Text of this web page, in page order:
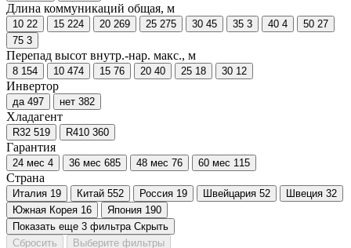
Длина коммуникаций общая, м
10 22 15 224 20 269 25 275 30 45 35 3 40 4 50 27
75 3
Перепад высот внутр.-нар. макс., м
8 154 10 474 15 76 20 40 25 18 30 12
Инвертор
да 497 нет 382
Хладагент
R32 519 R410 360
Гарантия
24 мес 4 36 мес 685 48 мес 76 60 мес 115
Страна
Италия 19 Китай 552 Россия 19 Швейцария 52 Швеция 32
Южная Корея 16 Япония 190
Показать еще 3 фильтра Скрыть
Сбросить
Выберите фильтры